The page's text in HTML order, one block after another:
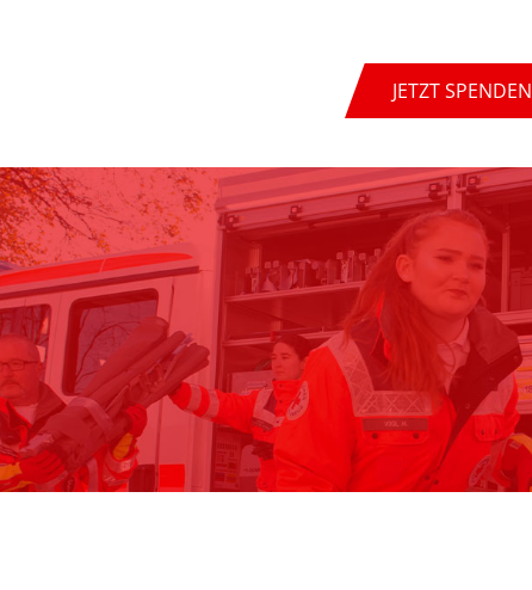
JETZT SPENDEN